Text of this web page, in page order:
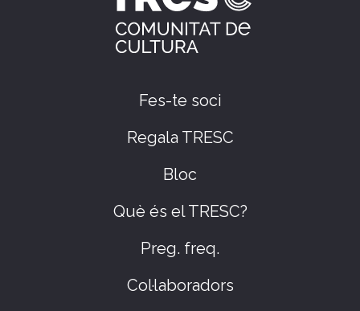
Fes-te soci
Regala TRESC
Bloc
Què és el TRESC?
Preg. freq.
Col·laboradors